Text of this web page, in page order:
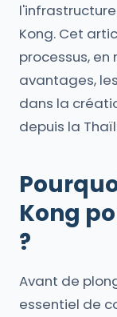
Kong. Cet
processus,
avantages,
dans la
depuis la
Kong
?
Avant de
essentiel de